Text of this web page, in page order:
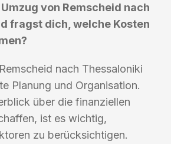
von Remscheid nach
fragst dich, welche Kosten
nach Thessaloniki
Planung und Organisation.
über die finanziellen
ist es wichtig,
zu berücksichtigen.